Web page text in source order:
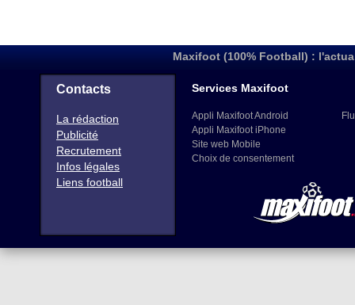
Maxifoot (100% Football) :
Contacts
La rédaction
Publicité
Recrutement
Infos légales
Liens football
Services Maxifoot
Appli Maxifoot Android
Appli Maxifoot iPhone
Site web Mobile
Choix de consentement